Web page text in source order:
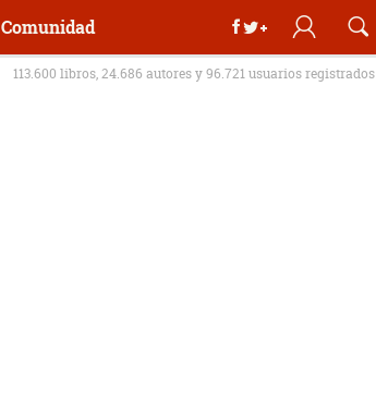
Comunidad
113.600 libros, 24.686 autores y 96.721 usuarios registrados